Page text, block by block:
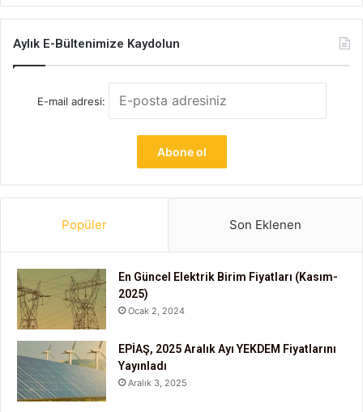
Aylık E-Bültenimize Kaydolun
E-mail adresi:
Popüler Son Eklenen
En Güncel Elektrik Birim Fiyatları (Kasım-
2025)
Ocak 2, 2024
EPİAŞ, 2025 Aralık Ayı YEKDEM Fiyatlarını
Yayınladı
Aralık 3, 2025